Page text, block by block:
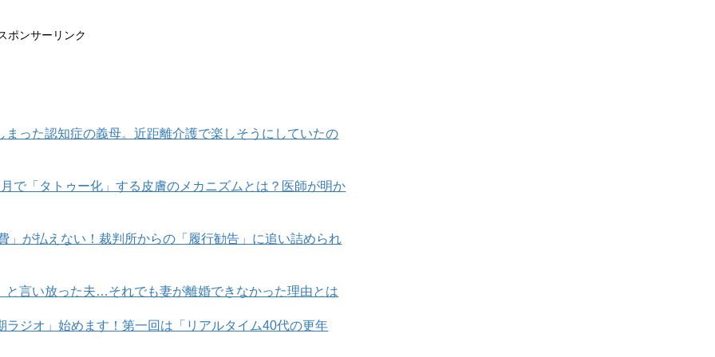
ポンサーリンク
った認知症の義母。近距離介護で楽しそうにしていたの
で「タトゥー化」する皮膚のメカニズムとは？医師が明か
が払えない！裁判所からの「履行勧告」に追い詰められ
言い放った夫…それでも妻が離婚できなかった理由とは
ジオ」始めます！第一回は「リアルタイム40代の更年